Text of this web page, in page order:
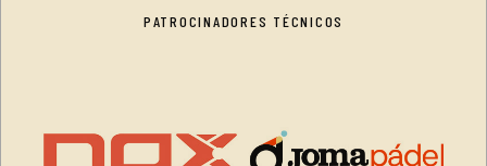
PATROCINADORES TÉCNICOS